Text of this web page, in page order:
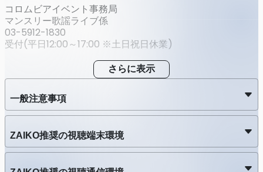
コロムビアイベント事務局
マンスリー歌謡ライブ係
03-5912-1830
受付(平日12:00～17:00 ※土日祝日休業)
さらに表示
一般注意事項
ZAIKO推奨の視聴端末環境